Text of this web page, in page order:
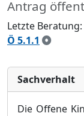
Antrag
Letzte Beratung:
Ö 5.1.1
Sachverhalt
Die Offene